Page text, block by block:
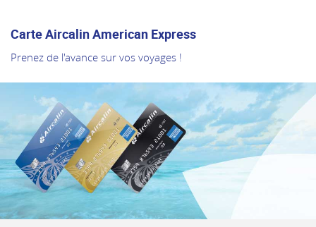
Carte Aircalin American Express
Prenez de l'avance sur vos voyages !